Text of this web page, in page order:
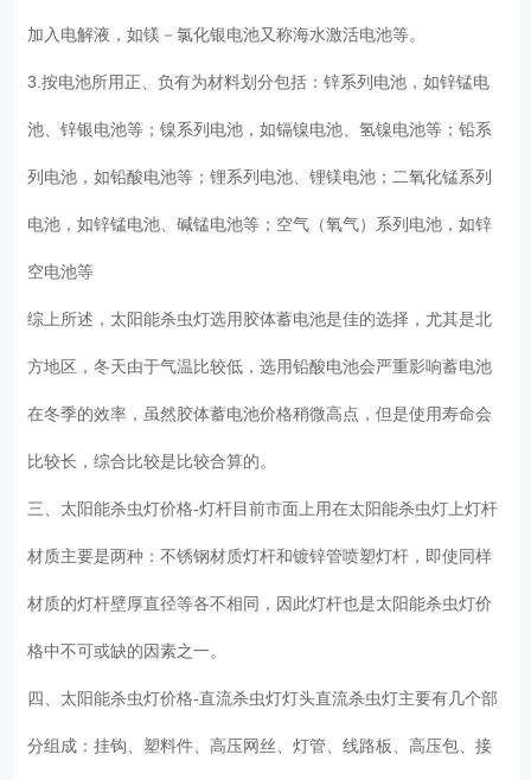
加入电解液，如镁－氯化银电池又称海水激活电池等。
3.按电池所用正、负有为材料划分包括：锌系列电池，如锌锰电
池、锌银电池等；镍系列电池，如镉镍电池、氢镍电池等；铅系
列电池，如铅酸电池等；锂系列电池、锂镁电池；二氧化锰系列
电池，如锌锰电池、碱锰电池等；空气（氧气）系列电池，如锌
空电池等
综上所述，太阳能杀虫灯选用胶体蓄电池是佳的选择，尤其是北
方地区，冬天由于气温比较低，选用铅酸电池会严重影响蓄电池
在冬季的效率，虽然胶体蓄电池价格稍微高点，但是使用寿命会
比较长，综合比较是比较合算的。
三、太阳能杀虫灯价格-灯杆目前市面上用在太阳能杀虫灯上灯杆
材质主要是两种：不锈钢材质灯杆和镀锌管喷塑灯杆，即使同样
材质的灯杆壁厚直径等各不相同，因此灯杆也是太阳能杀虫灯价
格中不可或缺的因素之一。
四、太阳能杀虫灯价格-直流杀虫灯灯头直流杀虫灯主要有几个部
分组成：挂钩、塑料件、高压网丝、灯管、线路板、高压包、接